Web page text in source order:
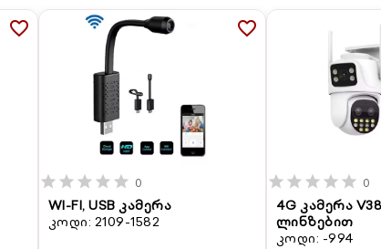
favorite_border
star star star star star 0
WI-FI, USB კამერა
კოდი: 2109-1582
favorite_border
star star star star star 0
4G კამერა
ლინზებით
კოდი: -994